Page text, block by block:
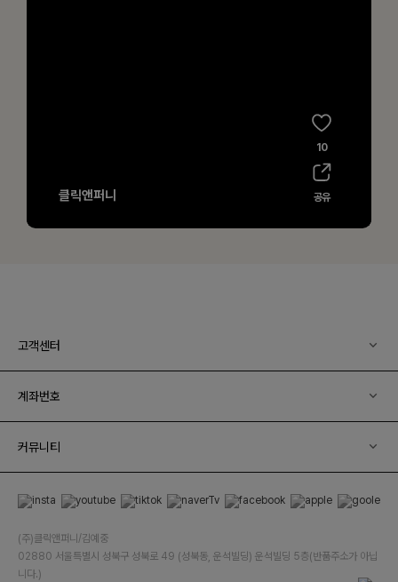
고객센터
계좌번호
커뮤니티
(주)클릭앤퍼니/김예중
02880 서울특별시 성북구 성북로 49 (성북동, 운석빌딩) 운석빌딩 5층(반품주소가 아닙
니다.)